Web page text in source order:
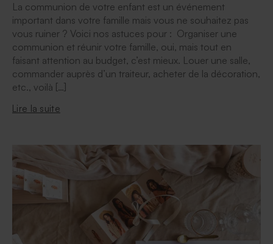
La communion de votre enfant est un événement
important dans votre famille mais vous ne souhaitez pas
vous ruiner ? Voici nos astuces pour : Organiser une
communion et réunir votre famille, oui, mais tout en
faisant attention au budget, c’est mieux. Louer une salle,
commander auprès d’un traiteur, acheter de la décoration,
etc., voilà […]
Lire la suite